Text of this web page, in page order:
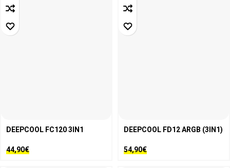
DEEPCOOL FC120 3IN1
44,90€
DEEPCOOL FD12 ARGB (3IN1)
54,90€